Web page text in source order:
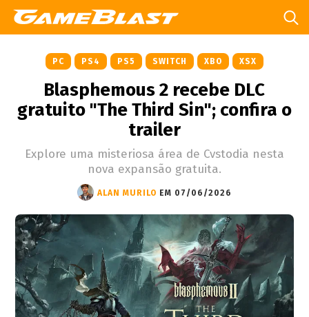
PC PS4 PS5 SWITCH XBO XSX
Blasphemous 2 recebe DLC
gratuito "The Third Sin"; confira o
trailer
Explore uma misteriosa área de Cvstodia nesta
nova expansão gratuita.
ALAN MURILO EM 07/06/2026